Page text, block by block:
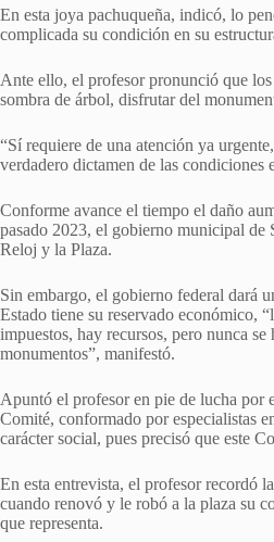
En esta joya pachuqueña, indicó, lo
complicada su condición en su
Ante ello, el profesor pronunció que
sombra de árbol, disfrutar del
“Sí requiere de una atención ya
verdadero dictamen de las condiciones
Conforme avance el tiempo el daño
pasado 2023, el gobierno municipal de
Reloj y la Plaza.
Sin embargo, el gobierno federal dará
Estado tiene su reservado económico,
impuestos, hay recursos, pero nunca
monumentos”, manifestó.
Apuntó el profesor en pie de lucha por
Comité, conformado por especialistas
carácter social, pues precisó que este
En esta entrevista, el profesor recordó
cuando renovó y le robó a la plaza su
que representa.